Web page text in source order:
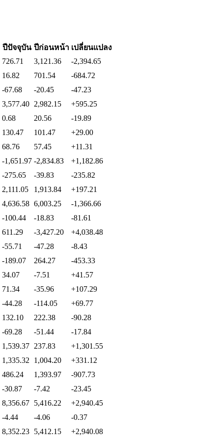
ปีปัจจุบัน ปีก่อนหน้า เปลี่ยนแปลง
726.71 3,121.36
-2,394.65
16.82 701.54
-684.72
-67.68 -20.45
-47.23
3,577.40 2,982.15
+595.25
0.68 20.56
-19.89
130.47 101.47
+29.00
68.76 57.45
+11.31
-1,651.97 -2,834.83
+1,182.86
-275.65 -39.83
-235.82
2,111.05 1,913.84
+197.21
4,636.58 6,003.25
-1,366.66
-100.44 -18.83
-81.61
611.29 -3,427.20
+4,038.48
-55.71 -47.28
-8.43
-189.07 264.27
-453.33
34.07 -7.51
+41.57
71.34 -35.96
+107.29
-44.28 -114.05
+69.77
132.10 222.38
-90.28
-69.28 -51.44
-17.84
1,539.37 237.83
+1,301.55
1,335.32 1,004.20
+331.12
486.24 1,393.97
-907.73
-30.87 -7.42
-23.45
8,356.67 5,416.22
+2,940.45
-4.44 -4.06
-0.37
8,352.23 5,412.15 +2,940.08